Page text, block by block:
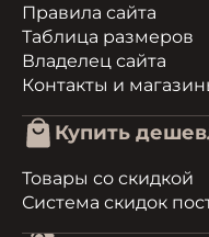
Правила сайта
Таблица размеров
Владелец сайта
Контакты и
Купить
Товары со скидкой
Система скидок